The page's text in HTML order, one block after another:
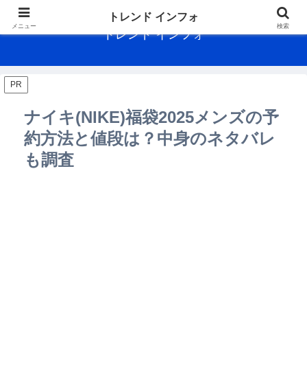
メニュー
トレンド インフォ
検索
トレンド インフォ
PR
ナイキ(NIKE)福袋2025メンズの予
約方法と値段は？中身のネタバレ
も調査